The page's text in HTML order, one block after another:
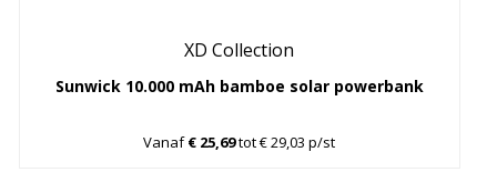
XD Collection
Sunwick 10.000 mAh bamboe solar powerbank
Vanaf€ 25,69tot € 29,03 p/st